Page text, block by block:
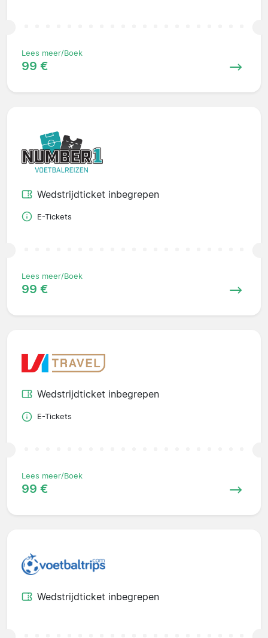
Lees meer/Boek
99 €
Wedstrijdticket inbegrepen
E-Tickets
Lees meer/Boek
99 €
Wedstrijdticket inbegrepen
E-Tickets
Lees meer/Boek
99 €
Wedstrijdticket inbegrepen